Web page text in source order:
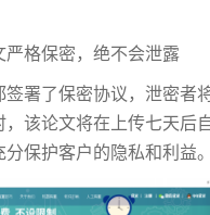
格保密，绝不会泄露
署了保密协议，泄密者
该论文将在上传七天后
保护客户的隐私和利益。